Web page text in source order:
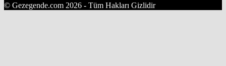
© Gezegende.com 2026 - Tüm Hakları Gizlidir